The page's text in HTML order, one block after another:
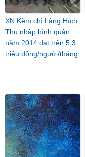
XN Kẽm chì Làng Hích:
Thu nhập bình quân
năm 2014 đạt trên 5,3
triệu đồng/người/tháng